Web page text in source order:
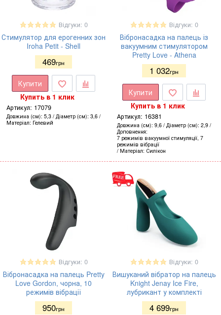
Відгуки: 0
Стимулятор для ерогенних зон
Iroha Petit - Shell
469грн
Купити
Купить в 1 клик
Артикул: 17079
Довжина (см) 5,3 Діаметр (см) 3,6
Матеріал Гелевий
Відгуки: 0
Вібронасадка на палець із
вакуумним стимулятором
Pretty Love - Athena
1 032грн
Купити
Купить в 1 клик
Артикул: 16381
Довжина (см) 9,6 Діаметр (см) 2,9
Доповнення
7 режимів вакуумної стимуляції, 7
режимів вібрації
Матеріал Силікон
Відгуки: 0
Вібронасадка на палець Pretty
Love Gordon, чорна, 10
режимів вібрації
950грн
Відгуки: 0
Вишуканий вібратор на палець
Knight Jenay Ice Fire,
лубрикант у комплекті
4 699грн